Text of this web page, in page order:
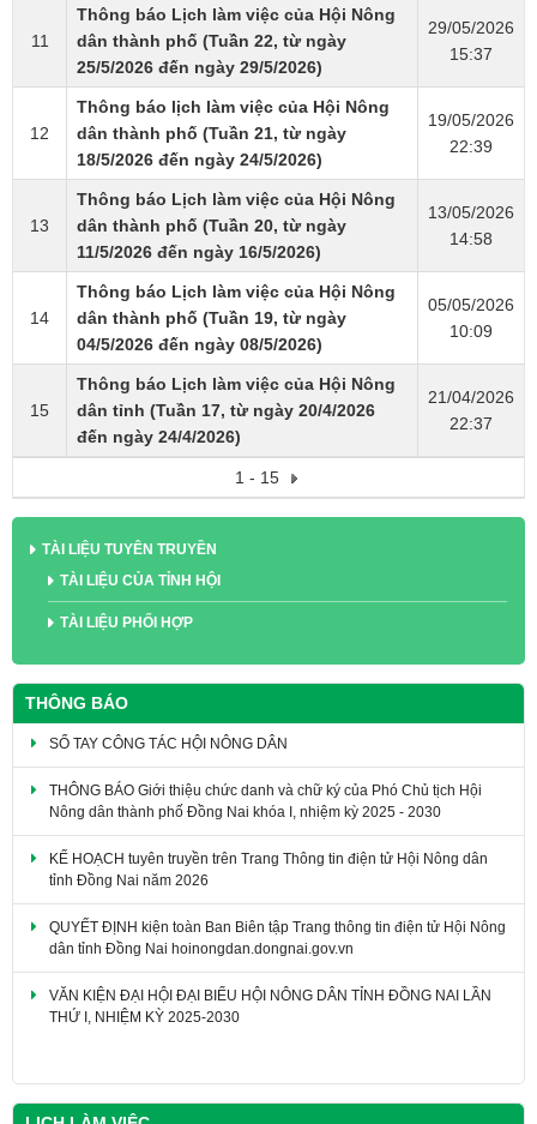
11
Thông báo Lịch làm việc của Hội Nông
dân thành phố (Tuần 22, từ ngày
25/5/2026 đến ngày 29/5/2026)
29/05/2026
15:37
12
Thông báo lịch làm việc của Hội Nông
dân thành phố (Tuần 21, từ ngày
18/5/2026 đến ngày 24/5/2026)
19/05/2026
22:39
13
Thông báo Lịch làm việc của Hội Nông
dân thành phố (Tuần 20, từ ngày
11/5/2026 đến ngày 16/5/2026)
13/05/2026
14:58
14
Thông báo Lịch làm việc của Hội Nông
dân thành phố (Tuần 19, từ ngày
04/5/2026 đến ngày 08/5/2026)
05/05/2026
10:09
15
Thông báo Lịch làm việc của Hội Nông
dân tỉnh (Tuần 17, từ ngày 20/4/2026
đến ngày 24/4/2026)
21/04/2026
22:37
1 - 15
TÀI LIỆU TUYÊN TRUYỀN
TÀI LIỆU CỦA TỈNH HỘI
TÀI LIỆU PHỐI HỢP
THÔNG BÁO
SỔ TAY CÔNG TÁC HỘI NÔNG DÂN
THÔNG BÁO Giới thiệu chức danh và chữ ký của Phó Chủ tịch Hội
Nông dân thành phố Đồng Nai khóa I, nhiệm kỳ 2025 - 2030
KẾ HOẠCH tuyên truyền trên Trang Thông tin điện tử Hội Nông dân
tỉnh Đồng Nai năm 2026
QUYẾT ĐỊNH kiện toàn Ban Biên tập Trang thông tin điện tử Hội Nông
dân tỉnh Đồng Nai hoinongdan.dongnai.gov.vn
VĂN KIỆN ĐẠI HỘI ĐẠI BIỂU HỘI NÔNG DÂN TỈNH ĐỒNG NAI LẦN
THỨ I, NHIỆM KỲ 2025-2030